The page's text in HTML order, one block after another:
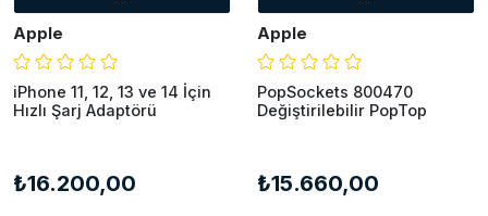
Apple
iPhone 11, 12, 13 ve 14 İçin
Hızlı Şarj Adaptörü
₺16.200,00
Apple
PopSockets 800470
Değiştirilebilir PopTop
₺15.660,00